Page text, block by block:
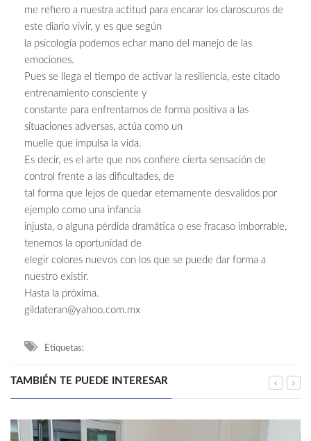
me refiero a nuestra actitud para encarar los claroscuros de
este diario vivir, y es que según
la psicología podemos echar mano del manejo de las
emociones.
Pues se llega el tiempo de activar la resiliencia, este citado
entrenamiento consciente y
constante para enfrentarnos de forma positiva a las
situaciones adversas, actúa como un
muelle que impulsa la vida.
Es decir, es el arte que nos confiere cierta sensación de
control frente a las dificultades, de
tal forma que lejos de quedar eternamente desvalidos por
ejemplo como una infancia
injusta, o alguna pérdida dramática o ese fracaso imborrable,
tenemos la oportunidad de
elegir colores nuevos con los que se puede dar forma a
nuestro existir.
Hasta la próxima.
gildateran@yahoo.com.mx
Etiquetas:
TAMBIÉN TE PUEDE INTERESAR